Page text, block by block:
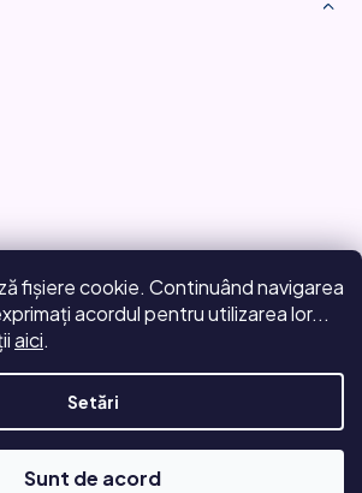
fișiere cookie. Continuând navigarea
acordul pentru utilizarea lor...
aici.
Setări
Sunt de acord
Creat de Shoptet
2026Beauty Manifesto. Toate drepturile